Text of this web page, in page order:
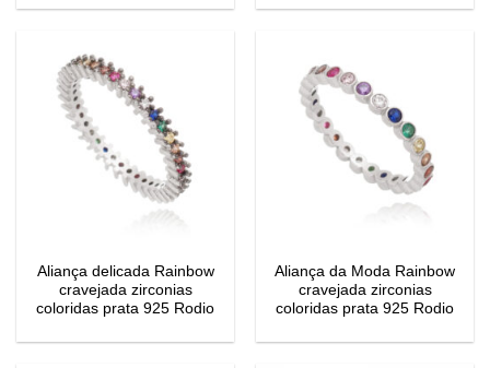
Aliança delicada Rainbow
cravejada zirconias
coloridas prata 925 Rodio
Aliança da Moda Rainbow
cravejada zirconias
coloridas prata 925 Rodio